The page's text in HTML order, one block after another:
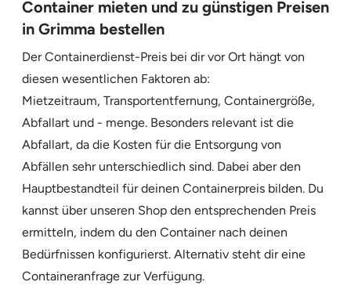
Container mieten und zu günstigen Preisen
in Grimma bestellen
Der Containerdienst-Preis bei dir vor Ort hängt von
diesen wesentlichen Faktoren ab:
Mietzeitraum, Transportentfernung, Containergröße,
Abfallart und - menge. Besonders relevant ist die
Abfallart, da die Kosten für die Entsorgung von
Abfällen sehr unterschiedlich sind. Dabei aber den
Hauptbestandteil für deinen Containerpreis bilden. Du
kannst über unseren Shop den entsprechenden Preis
ermitteln, indem du den Container nach deinen
Bedürfnissen konfigurierst. Alternativ steht dir eine
Containeranfrage zur Verfügung.